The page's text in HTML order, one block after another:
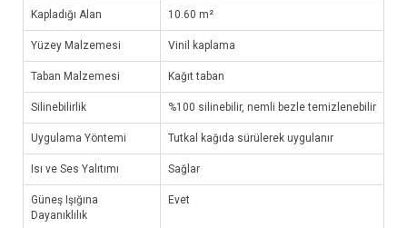
Kapladığı Alan 10.60 m²
Yüzey Malzemesi Vinil kaplama
Taban Malzemesi Kağıt taban
Silinebilirlik %100 silinebilir, nemli bezle temizlenebilir
Uygulama Yöntemi Tutkal kağıda sürülerek uygulanır
Isı ve Ses Yalıtımı Sağlar
Güneş Işığına
Dayanıklılık
Evet